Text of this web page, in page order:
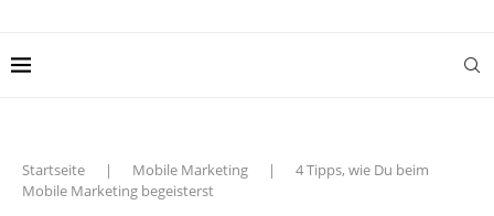
Startseite | Mobile Marketing |
4 Tipps, wie Du beim
Mobile Marketing begeisterst